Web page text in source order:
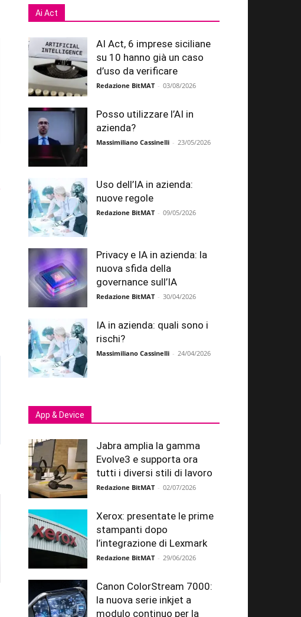
Ai Act
AI Act, 6 imprese siciliane
su 10 hanno già un caso
d’uso da verificare
Redazione BitMAT - 03/08/2026
Posso utilizzare l’AI in
azienda?
Massimiliano Cassinelli - 23/05/2026
Uso dell’IA in azienda:
nuove regole
Redazione BitMAT - 09/05/2026
Privacy e IA in azienda: la
nuova sfida della
governance sull’IA
Redazione BitMAT - 30/04/2026
IA in azienda: quali sono i
rischi?
Massimiliano Cassinelli - 24/04/2026
App & Device
Jabra amplia la gamma
Evolve3 e supporta ora
tutti i diversi stili di lavoro
Redazione BitMAT - 02/07/2026
Xerox: presentate le prime
stampanti dopo
l’integrazione di Lexmark
Redazione BitMAT - 29/06/2026
Canon ColorStream 7000:
la nuova serie inkjet a
modulo continuo per la